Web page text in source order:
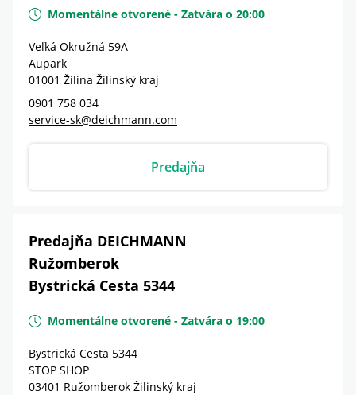
Momentálne otvorené - Zatvára o 20:00
Veľká Okružná 59A
Aupark
01001 Žilina Žilinský kraj
0901 758 034
service-sk@deichmann.com
Predajňa
Predajňa DEICHMANN
Ružomberok
Bystrická Cesta 5344
Momentálne otvorené - Zatvára o 19:00
Bystrická Cesta 5344
STOP SHOP
03401 Ružomberok Žilinský kraj